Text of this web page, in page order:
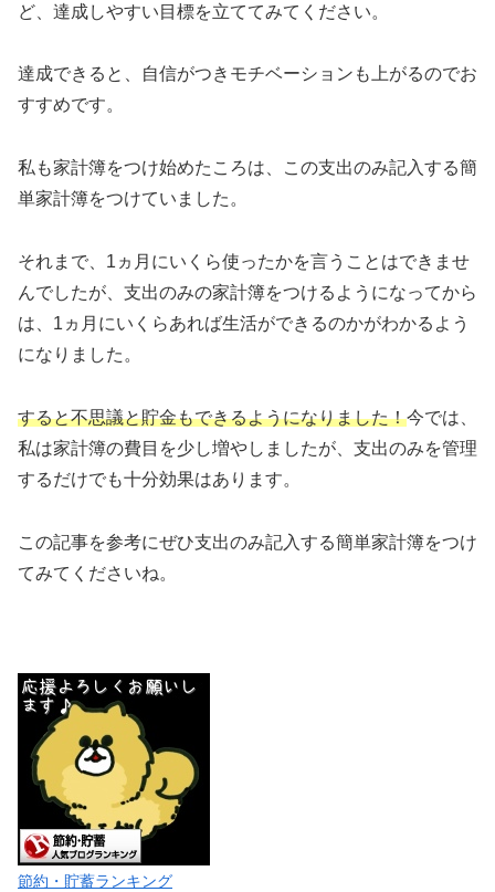
ど、達成しやすい目標を立ててみてください。
達成できると、自信がつきモチベーションも上がるのでお
すすめです。
私も家計簿をつけ始めたころは、この支出のみ記入する簡
単家計簿をつけていました。
それまで、1ヵ月にいくら使ったかを言うことはできませ
んでしたが、支出のみの家計簿をつけるようになってから
は、1ヵ月にいくらあれば生活ができるのかがわかるよう
になりました。
すると不思議と貯金もできるようになりました！今では、
私は家計簿の費目を少し増やしましたが、支出のみを管理
するだけでも十分効果はあります。
この記事を参考にぜひ支出のみ記入する簡単家計簿をつけ
てみてくださいね。
節約・貯蓄ランキング